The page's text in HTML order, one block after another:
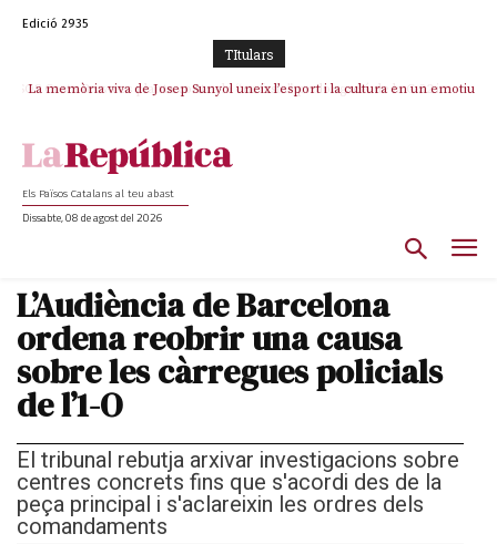
Edició 2935
TItulars
La memòria viva de Josep Sunyol uneix l’esport i la cultura en un emotiu
Els Països Catalans al teu abast
Dissabte, 08 de agost del 2026
L’Audiència de Barcelona
ordena reobrir una causa
sobre les càrregues policials
de l’1-O
El tribunal rebutja arxivar investigacions sobre
centres concrets fins que s'acordi des de la
peça principal i s'aclareixin les ordres dels
comandaments